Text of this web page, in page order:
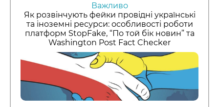
Важливо
Як розвінчують фейки провідні українські
та іноземні ресурси: особливості роботи
платформ StopFake, “По той бік новин” та
Washington Post Fact Checker